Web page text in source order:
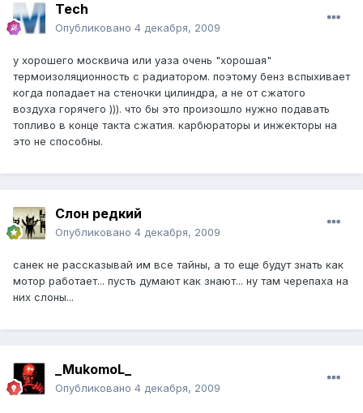
Tech
Опубликовано 4 декабря, 2009
у хорошего москвича или уаза очень "хорошая"
термоизоляционность с радиатором. поэтому бенз вспыхивает
когда попадает на стеночки цилиндра, а не от сжатого
воздуха горячего ))). что бы это произошло нужно подавать
топливо в конце такта сжатия. карбюраторы и инжекторы на
это не способны.
Слон редкий
Опубликовано 4 декабря, 2009
санек не рассказывай им все тайны, а то еще будут знать как
мотор работает... пусть думают как знают... ну там черепаха на
них слоны...
_MukomoL_
Опубликовано 4 декабря, 2009